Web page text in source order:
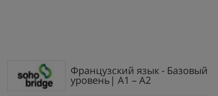
Французский язык - Базовый
уровень| A1 – A2